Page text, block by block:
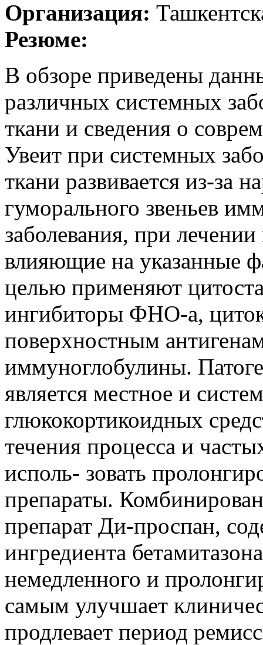
Организация:
Резюме:
В обзоре приведены
различных системных
ткани и сведения о
Увеит при системных
ткани развивается из-за
гуморального звеньев
заболевания, при
влияющие на указанные
целью применяют
ингибиторы ФНО-а,
поверхностным
иммуноглобулины.
является местное и
глюкокортикоидных
течения процесса и
исполь- зовать
препараты.
препарат Ди-проспан,
ингредиента
немедленного и
самым улучшает
продлевает период